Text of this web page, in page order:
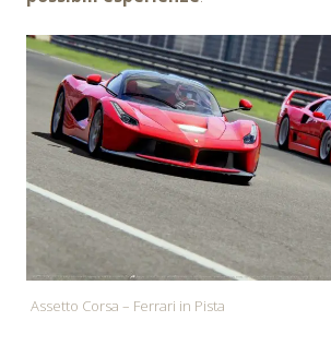
Assetto Corsa – Ferrari in Pista